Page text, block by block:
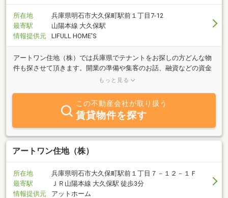
所在地
兵庫県明石市大久保町駅前１丁目7-12
最寄駅
山陽本線 大久保駅
情報提供元
LIFULL HOME'S
アートワン住地（株）では兵庫県でテナントをお探しの方どんな物
件も探させて頂きます。開業の準備や集客のお話、融資などの資金
のご相談など丁寧にご説明させていただきます！お気軽にお問い合
もっと見る
この不動産会社が取り扱う
賃貸物件を探す
アートワン住地（株）
所在地
兵庫県明石市大久保町駅前１丁目７－１２－１Ｆ
最寄駅
ＪＲ山陽本線 大久保駅 徒歩3分
情報提供元
アットホーム